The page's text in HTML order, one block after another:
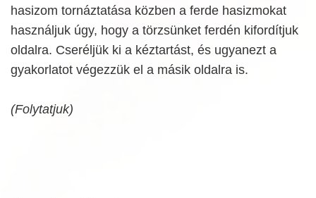
hasizom tornáztatása közben a ferde hasizmokat
használjuk úgy, hogy a törzsünket ferdén kifordítjuk
oldalra. Cseréljük ki a kéztartást, és ugyanezt a
gyakorlatot végezzük el a másik oldalra is.
(Folytatjuk)